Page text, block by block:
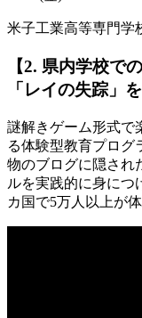
米子工業高等専門学
【2. 県内学校で
「レイの失踪」
謎解きゲーム形式で
る体験型教育プログ
物のブログに隠され
ルを実践的に身につ
カ国で5万人以上が